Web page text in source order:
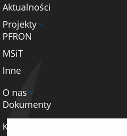
Aktualności
Projekty
PFRON
MSiT
Inne
O nas
Dokumenty
Kontakt